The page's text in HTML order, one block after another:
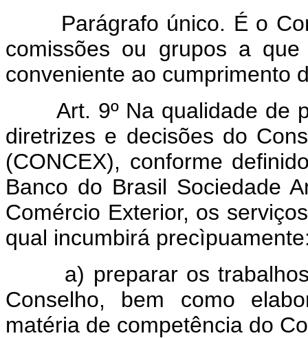
Parágrafo único. É o
comissões ou grupos a
conveniente ao cumprimento
Art. 9º Na qualidade de
diretrizes e decisões do
(CONCEX), conforme
Banco do Brasil Sociedade
Comércio Exterior, os
qual incumbirá
a) preparar os trabalhos
Conselho, bem como
matéria de competência do